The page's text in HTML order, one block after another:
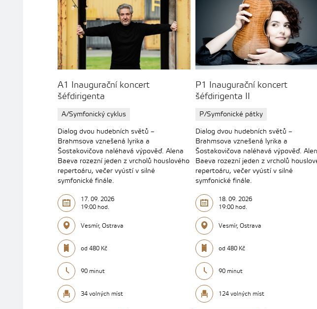
A1 Inaugurační koncert
šéfdirigenta
A/Symfonický cyklus
Dialog dvou hudebních světů –
Brahmsova vznešená lyrika a
Šostakovičova naléhavá výpověď. Alena
Baeva rozezní jeden z vrcholů houslového
repertoáru, večer vyústí v silné
symfonické finále.
17. 09. 2026
19:00 hod.
Vesmír, Ostrava
od 480 Kč
90 minut
34 volných míst
P1 Inaugurační koncert
šéfdirigenta II
P/Symfonické pátky
Dialog dvou hudebních světů –
Brahmsova vznešená lyrika a
Šostakovičova naléhavá výpověď.
Baeva rozezní jeden z vrcholů
repertoáru, večer vyústí v silné
symfonické finále.
18. 09. 2026
19:00 hod.
Vesmír, Ostrava
od 480 Kč
90 minut
124 volných míst